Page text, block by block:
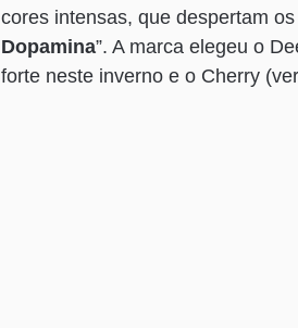
cores intensas, que despertam
Dopamina”. A marca elegeu o
forte neste inverno e o Cherry